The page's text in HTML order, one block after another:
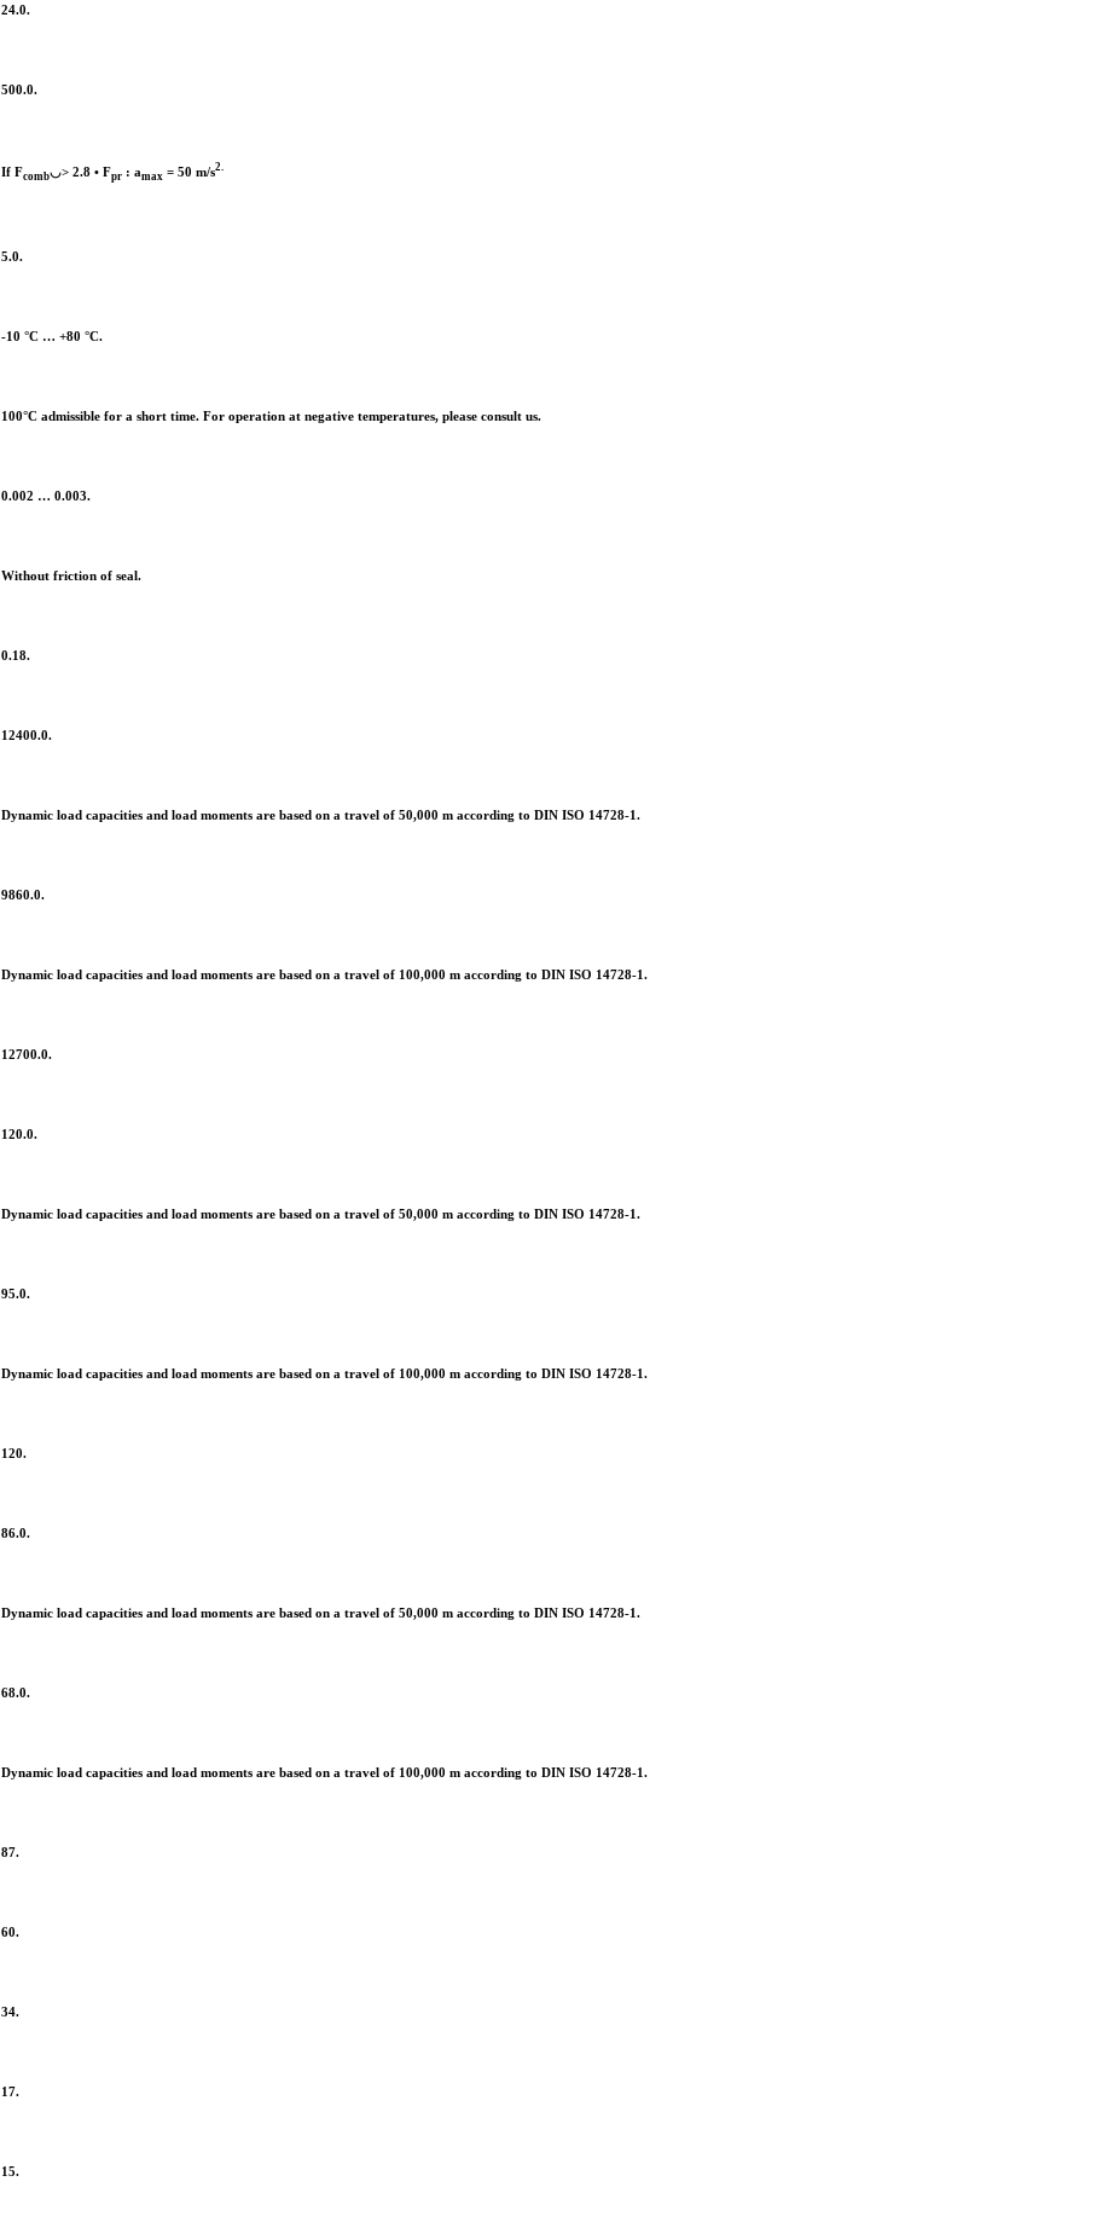
24.0.
500.0.
If Fcomb◡> 2.8 • Fpr : amax = 50 m/s2.
5.0.
-10 °C … +80 °C.
100°C admissible for a short time. For operation at negative temperatures, please consult us.
0.002 … 0.003.
Without friction of seal.
0.18.
12400.0.
Dynamic load capacities and load moments are based on a travel of 50,000 m according to DIN ISO 14728-1.
9860.0.
Dynamic load capacities and load moments are based on a travel of 100,000 m according to DIN ISO 14728-1.
12700.0.
120.0.
Dynamic load capacities and load moments are based on a travel of 50,000 m according to DIN ISO 14728-1.
95.0.
Dynamic load capacities and load moments are based on a travel of 100,000 m according to DIN ISO 14728-1.
120.
86.0.
Dynamic load capacities and load moments are based on a travel of 50,000 m according to DIN ISO 14728-1.
68.0.
Dynamic load capacities and load moments are based on a travel of 100,000 m according to DIN ISO 14728-1.
87.
60.
34.
17.
15.